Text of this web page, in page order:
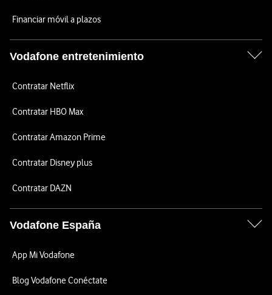
Financiar móvil a plazos
Vodafone entretenimiento
Contratar Netflix
Contratar HBO Max
Contratar Amazon Prime
Contratar Disney plus
Contratar DAZN
Vodafone España
App Mi Vodafone
Blog Vodafone Conéctate